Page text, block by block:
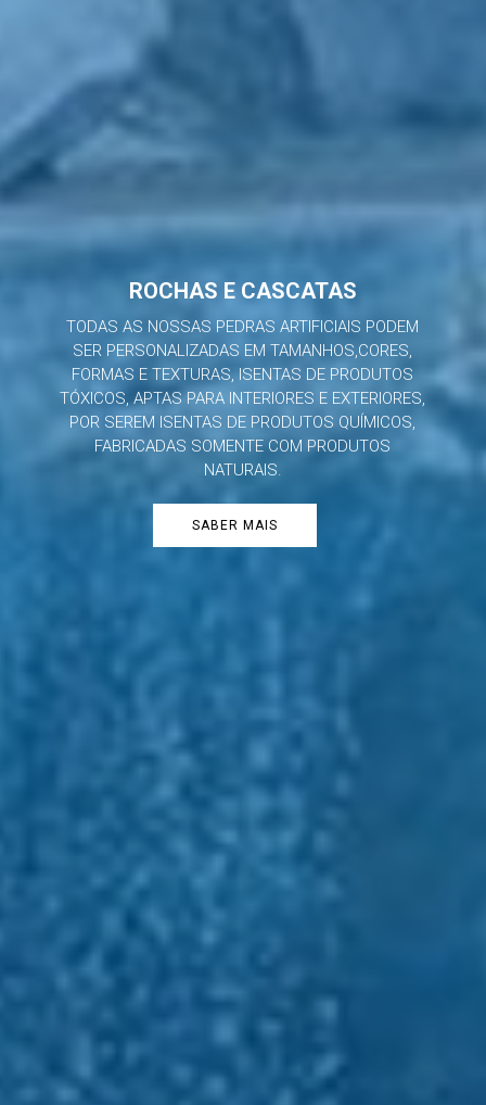
ROCHAS E CASCATAS
TODAS AS NOSSAS PEDRAS ARTIFICIAIS PODEM
SER PERSONALIZADAS EM TAMANHOS,CORES,
FORMAS E TEXTURAS, ISENTAS DE PRODUTOS
TÓXICOS, APTAS PARA INTERIORES E EXTERIORES,
POR SEREM ISENTAS DE PRODUTOS QUÍMICOS,
FABRICADAS SOMENTE COM PRODUTOS
NATURAIS.
SABER MAIS